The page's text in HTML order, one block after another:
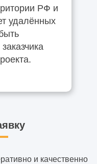
РФ и
удалённых
и качественно